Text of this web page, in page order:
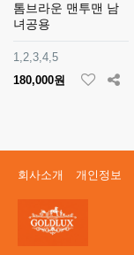
톰브라운 맨투맨 남
녀공용
1,2,3,4,5
180,000원
회사소개 개인정보